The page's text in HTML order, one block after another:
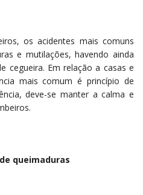
os acidentes mais comuns
e mutilações, havendo ainda
cegueira. Em relação a casas e
mais comum é princípio de
deve-se manter a calma e
queimaduras